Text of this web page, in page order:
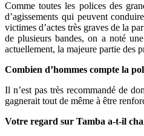
Comme toutes les polices des
d’agissements qui peuvent
victimes d’actes très graves de la
de plusieurs bandes, on a noté
actuellement, la majeure partie des
Combien d’hommes compte la
Il n’est pas très recommandé de
gagnerait tout de même à être
Votre regard sur Tamba a-t-il